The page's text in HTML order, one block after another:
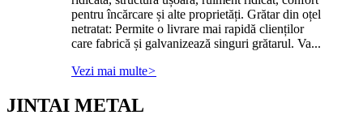
pentru încărcare și alte proprietăți. Grătar din oțel
netratat: Permite o livrare mai rapidă clienților
care fabrică și galvanizează singuri grătarul. Va...
Vezi mai multe>
JINTAI METAL